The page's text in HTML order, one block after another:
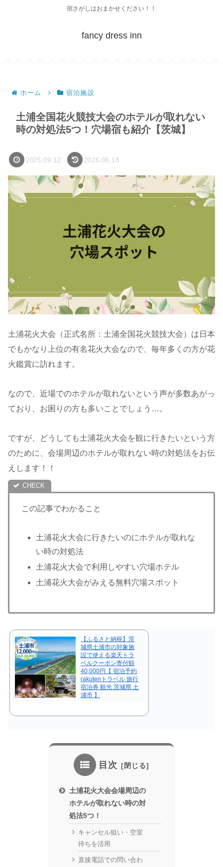
宿さがしはおまかせください！！
fancy dress inn
ホーム 宿泊施設
土浦全国花火競技大会のホテルが取れない
時の対処法5つ！穴場宿も紹介【茨城】
2025.09.12 2026.06.18
土浦花火大会（正式名所：土浦全国花火競技大会）は日本
でもかなり上位の有名花火大会なので、毎年多くの方が花
火鑑賞に訪れます。
なので、近場でのホテルが取れないという声が多数あがっ
ており、お困りの方も多いことでしょう…。
ですが、どうしても土浦花火大会を観に行きたいという方
のために、会場周辺のホテルが取れない時の対処法をお伝
えします！！
この記事でわかること
土浦花火大会に行きたいのにホテルが取れな
い時の対処法
土浦花火大会で利用しやすい穴場ホテル
土浦花火大会がみえる無料穴場スポット
【ふるさと納税】茨
城県土浦市の対象施
設で使える楽天トラ
ベルクーポン寄付額
40,000円【 宿泊予約
rakutenトラベル 旅行
宿泊券 観光 茨城県 土
浦市 】
目次
土浦花火大会会場周辺の
ホテルが取れない時の対
処法5つ！
キャンセル狙い・空室
待ちを活用
直接電話での問い合わ